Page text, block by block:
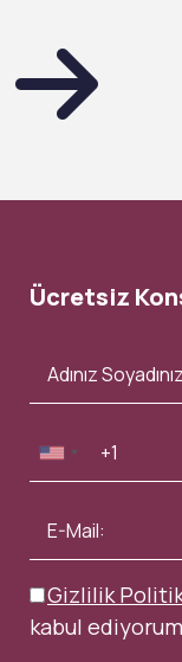
Ücretsiz
Gizlilik
kabul